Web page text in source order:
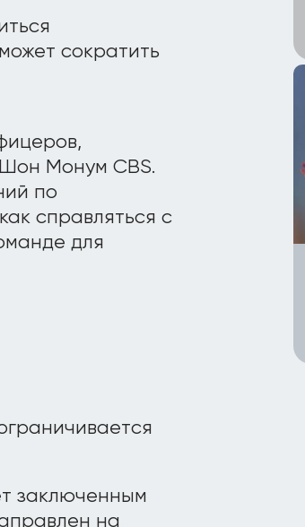
сократить
Монум CBS.
по
справляться с
для
заключенным
на